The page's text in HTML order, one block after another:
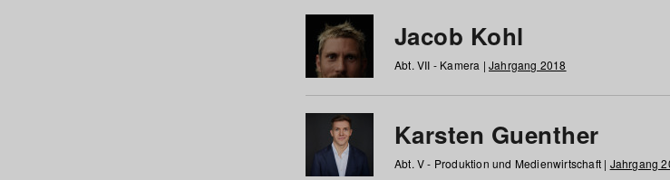
Jacob Kohl
Abt. VII - Kamera | Jahrgang 2018
Karsten Guenther
Abt. V - Produktion und Medienwirtschaft | Jahrgang